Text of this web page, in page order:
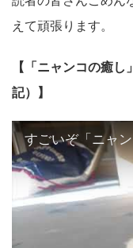
えて頑張ります。
【「ニャンコの癒
記）】